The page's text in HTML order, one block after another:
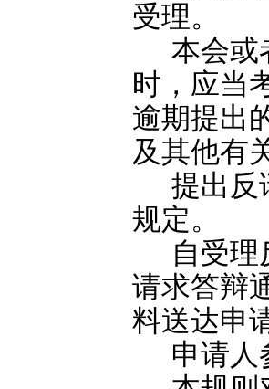
受理。
本会或
时，应当
逾期提出
及其他有
提出反
规定。
自受
请求答辩
料送达申
申请人